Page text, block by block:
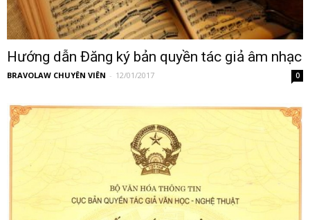
Hướng dẫn Đăng ký bản quyền tác giả âm nhạc
BRAVOLAW CHUYÊN VIÊN - 12/01/2017 0